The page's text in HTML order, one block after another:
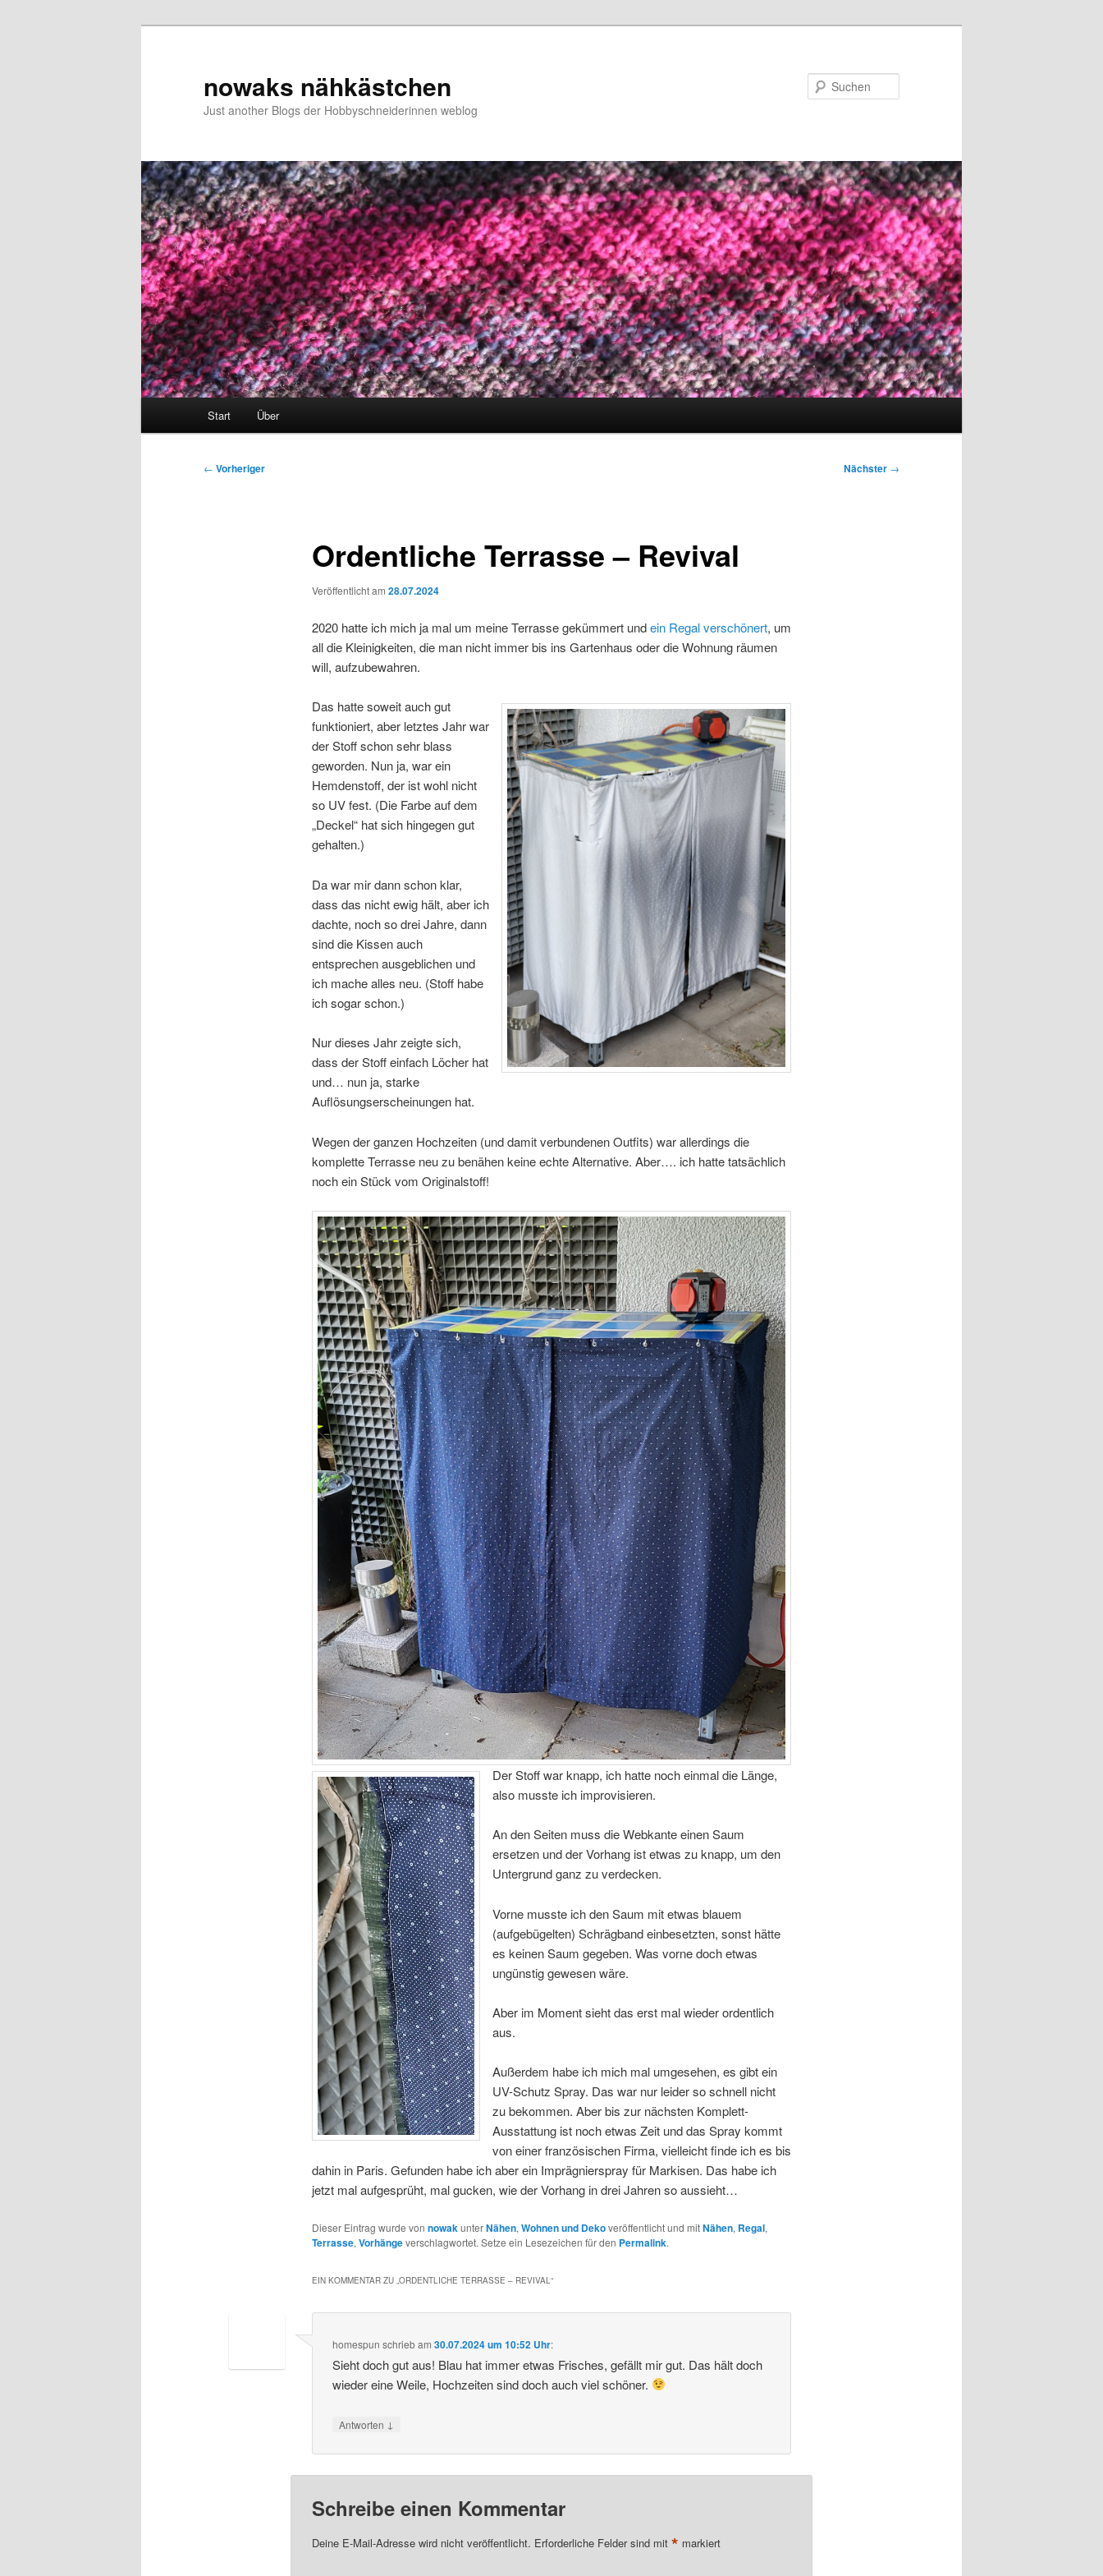
nowaks nähkästchen
Just another Blogs der Hobbyschneiderinnen weblog
Start Über
Beitragsnavigation
← Vorheriger Nächster →
Ordentliche Terrasse – Revival
Veröffentlicht am 28.07.2024
2020 hatte ich mich ja mal um meine Terrasse gekümmert undein Regal verschönert, um
all die Kleinigkeiten, die man nicht immer bis ins Gartenhaus oder die Wohnung räumen
will, aufzubewahren.
Das hatte soweit auch gut
funktioniert, aber letztes Jahr war
der Stoff schon sehr blass
geworden. Nun ja, war ein
Hemdenstoff, der ist wohl nicht
so UV fest. (Die Farbe auf dem
„Deckel“ hat sich hingegen gut
gehalten.)
Da war mir dann schon klar,
dass das nicht ewig hält, aber ich
dachte, noch so drei Jahre, dann
sind die Kissen auch
entsprechen ausgeblichen und
ich mache alles neu. (Stoff habe
ich sogar schon.)
Nur dieses Jahr zeigte sich,
dass der Stoff einfach Löcher hat
und… nun ja, starke
Auflösungserscheinungen hat.
Wegen der ganzen Hochzeiten (und damit verbundenen Outfits) war allerdings die
komplette Terrasse neu zu benähen keine echte Alternative. Aber…. ich hatte tatsächlich
noch ein Stück vom Originalstoff!
Der Stoff war knapp, ich hatte noch einmal die Länge,
also musste ich improvisieren.
An den Seiten muss die Webkante einen Saum
ersetzen und der Vorhang ist etwas zu knapp, um den
Untergrund ganz zu verdecken.
Vorne musste ich den Saum mit etwas blauem
(aufgebügelten) Schrägband einbesetzten, sonst hätte
es keinen Saum gegeben. Was vorne doch etwas
ungünstig gewesen wäre.
Aber im Moment sieht das erst mal wieder ordentlich
aus.
Außerdem habe ich mich mal umgesehen, es gibt ein
UV-Schutz Spray. Das war nur leider so schnell nicht
zu bekommen. Aber bis zur nächsten Komplett-
Ausstattung ist noch etwas Zeit und das Spray kommt
von einer französischen Firma, vielleicht finde ich es bis
dahin in Paris. Gefunden habe ich aber ein Imprägnierspray für Markisen. Das habe ich
jetzt mal aufgesprüht, mal gucken, wie der Vorhang in drei Jahren so aussieht…
Dieser Eintrag wurde von nowakunterNähen, Wohnen und Dekoveröffentlicht und mitNähen, Regal,
Terrasse, Vorhängeverschlagwortet. Setze ein Lesezeichen für den Permalink.
EIN KOMMENTAR ZU „ORDENTLICHE TERRASSE – REVIVAL“
homespun schriebam30.07.2024 um 10:52 Uhr:
Sieht doch gut aus! Blau hat immer etwas Frisches, gefällt mir gut. Das hält doch
wieder eine Weile, Hochzeiten sind doch auch viel schöner.
Antworten ↓
Schreibe einen Kommentar
Deine E-Mail-Adresse wird nicht veröffentlicht. Erforderliche Felder sind mit * markiert